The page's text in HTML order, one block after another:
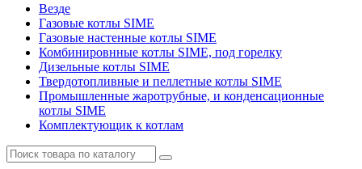
Везде
Газовые котлы SIME
Газовые настенные котлы SIME
Комбинировнные котлы SIME, под горелку
Дизельные котлы SIME
Твердотопливные и пеллетные котлы SIME
Промышленные жаротрубные, и конденсационные
котлы SIME
Комплектующик к котлам